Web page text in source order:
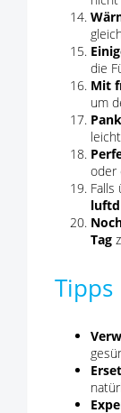
die
Mit
um
oder
Falls
Tag
Tipps